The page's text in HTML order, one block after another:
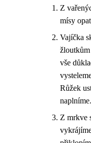
Z
mísy
Vajíčka
vše
Růžek
naplníme.
Z mrkve